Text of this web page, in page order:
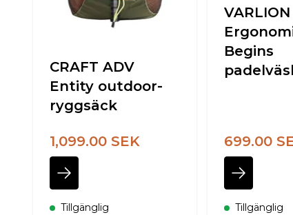
CRAFT ADV
Entity outdoor-
ryggsäck
1,099.00 SEK
Tillgänglig
VARLION
Begins
699.00
Tillgänglig